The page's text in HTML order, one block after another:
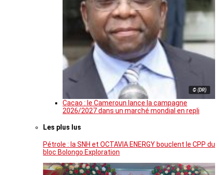
© (DR)
Cacao : le Cameroun lance la campagne
2026/2027 dans un marché mondial en repli
Les plus lus
Pétrole : la SNH et OCTAVIA ENERGY bouclent le CPP du
bloc Bolongo Exploration